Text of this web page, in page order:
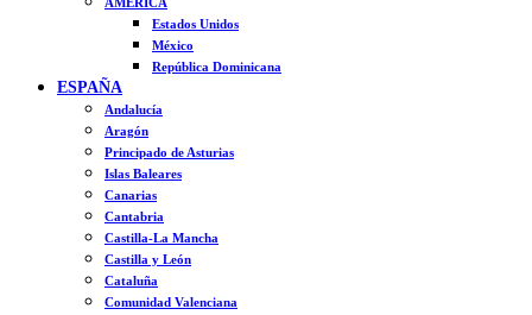
Estados Unidos
México
República Dominicana
ESPAÑA
Andalucía
Aragón
Principado de Asturias
Islas Baleares
Canarias
Cantabria
Castilla-La Mancha
Castilla y León
Cataluña
Comunidad Valenciana